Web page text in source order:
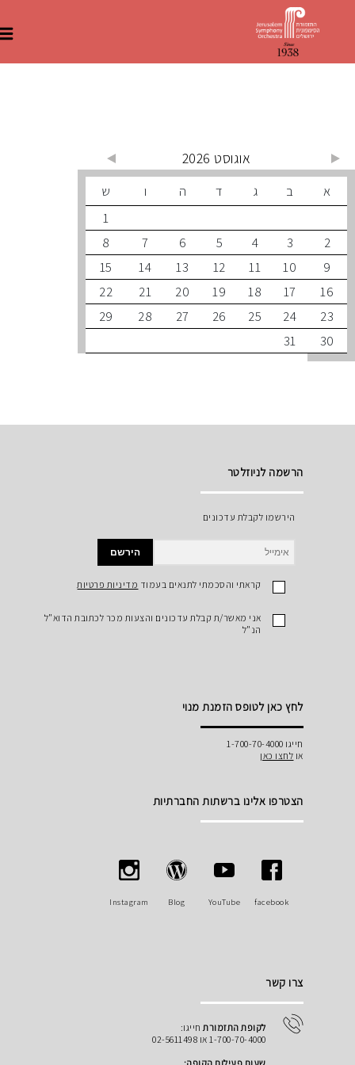
ב ד ה ו
ש
3
5
6
7
8
10
11
12
13
14
15
17
18
19
20
21
22
24
25
26
27
28
29
31
הרשמה לניוזלטר
הירשמו לקבלת עדכונים
קראתי והסכמתי לתנאים בעמודמדיניות פרטיות
אני מאשר/ת קבלת עדכונים והצעות מכר לכתובת הדוא"ל
הנ"ל
לחץ כאן לטופס הזמנת מנוי
לחצו כאן
הצטרפו אלינו ברשתות החברתיות
YouTube
Blog
Instagram
לקופת התזמורתחייגו:
1-700-70-4000 או 02-5611498